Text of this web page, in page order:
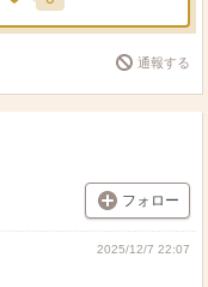
通報する
フォロー
2025/12/7 22:07